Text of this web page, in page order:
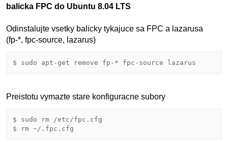
balicka FPC do Ubuntu 8.04 LTS
Odinstalujte vsetky balicky tykajuce sa FPC a lazarusa
(fp-*, fpc-source, lazarus)
Preistotu vymazte stare konfiguracne subory
$ sudo rm /etc/fpc.cfg